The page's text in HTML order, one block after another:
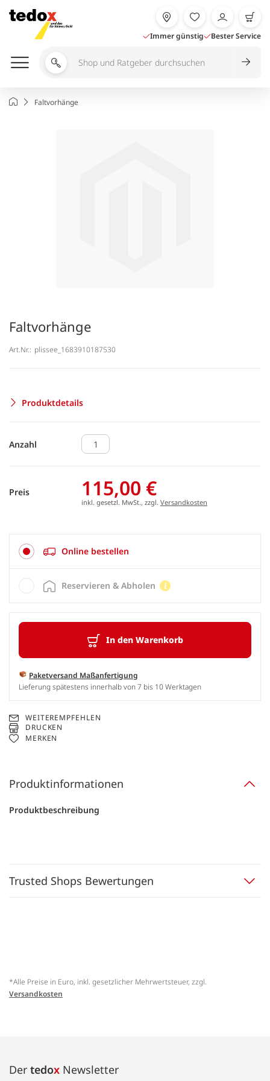
Inhalt
springen
Immer günstig Bester Service
Shop
durchsuchen
StartseiteFaltvorhänge
Faltvorhänge
Art.Nr.: plissee_1683910187530
Produktdetails
Anzahl
Preis 115,00 €
inkl. gesetzl. MwSt., zzgl. Versandkosten
Online bestellen
In den Warenkorb
Paketversand Maßanfertigung
Lieferung spätestens innerhalb von 7 bis 10 Werktagen
Reservieren & Abholen
WEITEREMPFEHLEN
DRUCKEN
MERKEN
Produktinformationen
Produktbeschreibung
Trusted Shops Bewertungen
*Alle Preise in Euro, inkl. gesetzlicher Mehrwertsteuer, zzgl.
Versandkosten
Der tedox Newsletter